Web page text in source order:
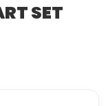
SET